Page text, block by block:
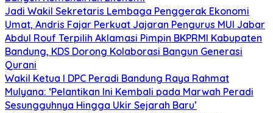
Jadi Wakil Sekretaris Lembaga Penggerak Ekonomi
Umat, Andris Fajar Perkuat Jajaran Pengurus MUI Jabar
Abdul Rouf Terpilih Aklamasi Pimpin BKPRMI Kabupaten
Bandung, KDS Dorong Kolaborasi Bangun Generasi
Qurani
Wakil Ketua I DPC Peradi Bandung Raya Rahmat
Mulyana: ‘Pelantikan Ini Kembali pada Marwah Peradi
Sesungguhnya Hingga Ukir Sejarah Baru’